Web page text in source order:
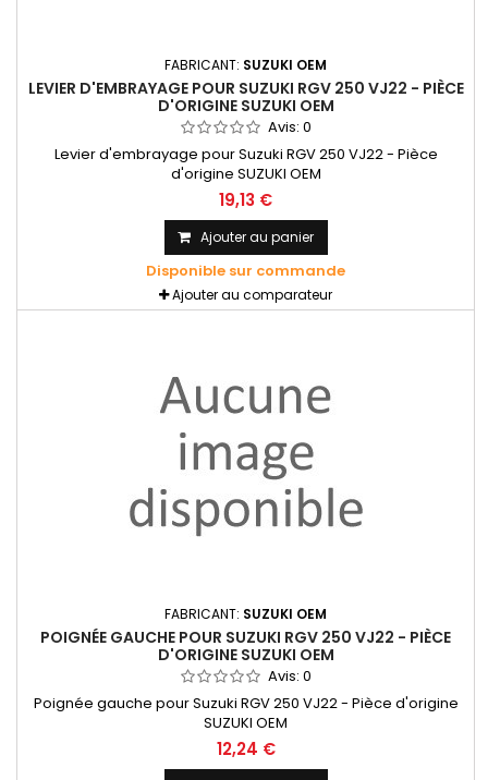
FABRICANT: SUZUKI OEM
LEVIER D'EMBRAYAGE POUR SUZUKI RGV 250 VJ22 - PIÈCE
D'ORIGINE SUZUKI OEM
Avis: 0
Levier d'embrayage pour Suzuki RGV 250 VJ22 - Pièce
d'origine SUZUKI OEM
19,13 €
Ajouter au panier
Disponible sur commande
Ajouter au comparateur
FABRICANT: SUZUKI OEM
POIGNÉE GAUCHE POUR SUZUKI RGV 250 VJ22 - PIÈCE
D'ORIGINE SUZUKI OEM
Avis: 0
Poignée gauche pour Suzuki RGV 250 VJ22 - Pièce d'origine
SUZUKI OEM
12,24 €